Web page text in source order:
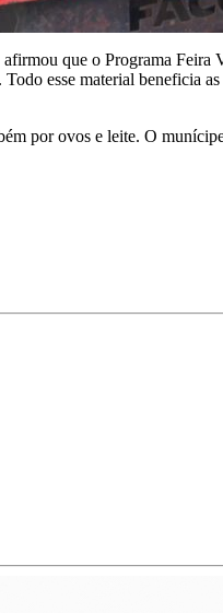
que o Programa
esse material beneficia
por ovos e leite. O